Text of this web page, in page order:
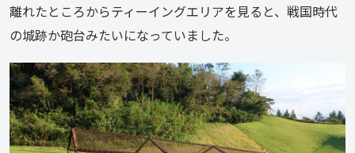
離れたところからティーイングエリアを見ると、戦国時代
の城跡か砲台みたいになっていました。